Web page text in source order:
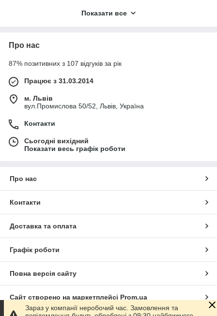
Використання такого обладнання забезпечує безперервну
процесів. Власний льодогенератор допомагає скоротити
витрати, підвищити якість обслуговування та забезпечити
стабільну роботу закладу.
льодогенератори кубикового льоду;
моделі пальчикового льоду;
обладнання різної продуктивності для HoReCa та
виробництва.
Вибір залежить від сфери застосування, типу льоду та
добової потреби закладу.
⚡ ДЕ ВИКОРИСТОВУЮТЬСЯ
кафе та кав'ярні;
готелі;
нічні клуби;
супермаркети;
Показати все
Про нас
87% позитивних з 107 відгуків за рік
Працює з 31.03.2014
м. Львів
вул.Промислова 50/52, Львів, Україна
Контакти
Сьогодні вихідний
Показати весь графік роботи
Про нас
Контакти
Доставка та оплата
Графік роботи
Повна версія сайту
Сайт створено на маркетплейсі Prom.ua
Зараз у компанії неробочий час. Замовлення та